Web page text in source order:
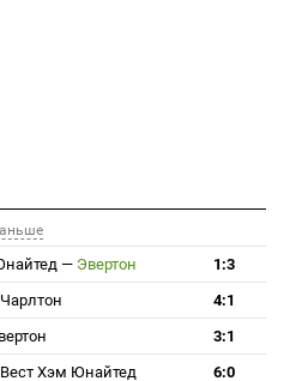
— Эвертон
1:3
Чарлтон
4:1
3:1
Вест Хэм Юнайтед
6:0